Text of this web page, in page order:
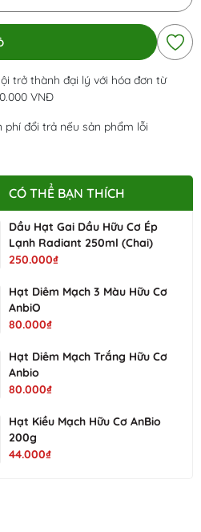
trở thành đại lý với hóa đơn từ
VNĐ
phí đổi trả nếu sản phẩm lỗi
CÓ THỂ BẠN THÍCH
Dầu Hạt Gai Dầu Hữu Cơ Ép
Lạnh Radiant 250ml (Chai)
250.000₫
Hạt Diêm Mạch 3 Màu Hữu Cơ
AnbiO
80.000₫
Hạt Diêm Mạch Trắng Hữu Cơ
Anbio
80.000₫
Hạt Kiều Mạch Hữu Cơ AnBio
200g
44.000₫